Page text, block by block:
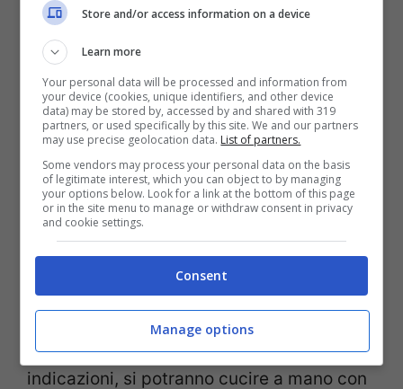
filo
ferro da stiro
asciugamano
spilli
Seguendo il video tutorial si potranno
realizzare queste mascherine in modo
semplice e in tre misure
per tutti i membri della famiglia. Vi basterà
avere delle stoffe in cotone, bianche o
colorate e eseguendo dellesemplici
pieghe, seguendo le misure e le
indicazioni, si potranno cucire a mano con
Store and/or access information on a device
Learn more
Your personal data will be processed and information from
your device (cookies, unique identifiers, and other device
data) may be stored by, accessed by and shared with 319
partners, or used specifically by this site. We and our partners
may use precise geolocation data. List of partners.
Some vendors may process your personal data on the basis
of legitimate interest, which you can object to by managing
your options below. Look for a link at the bottom of this page
or in the site menu to manage or withdraw consent in privacy
and cookie settings.
Consent
Manage options